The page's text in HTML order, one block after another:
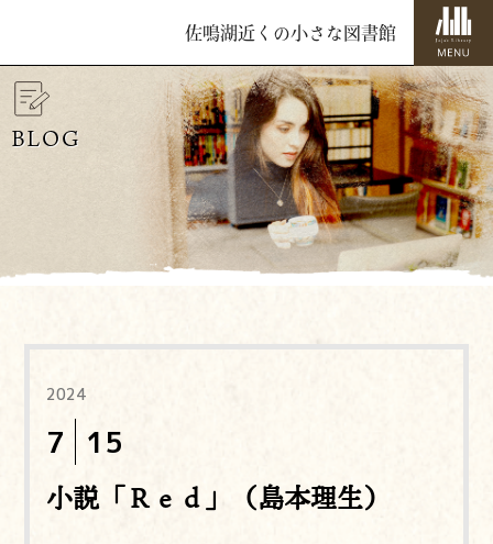
佐鳴湖近くの小さな図書館
BLOG
2024
7 15
小説「Ｒｅｄ」（島本理生）